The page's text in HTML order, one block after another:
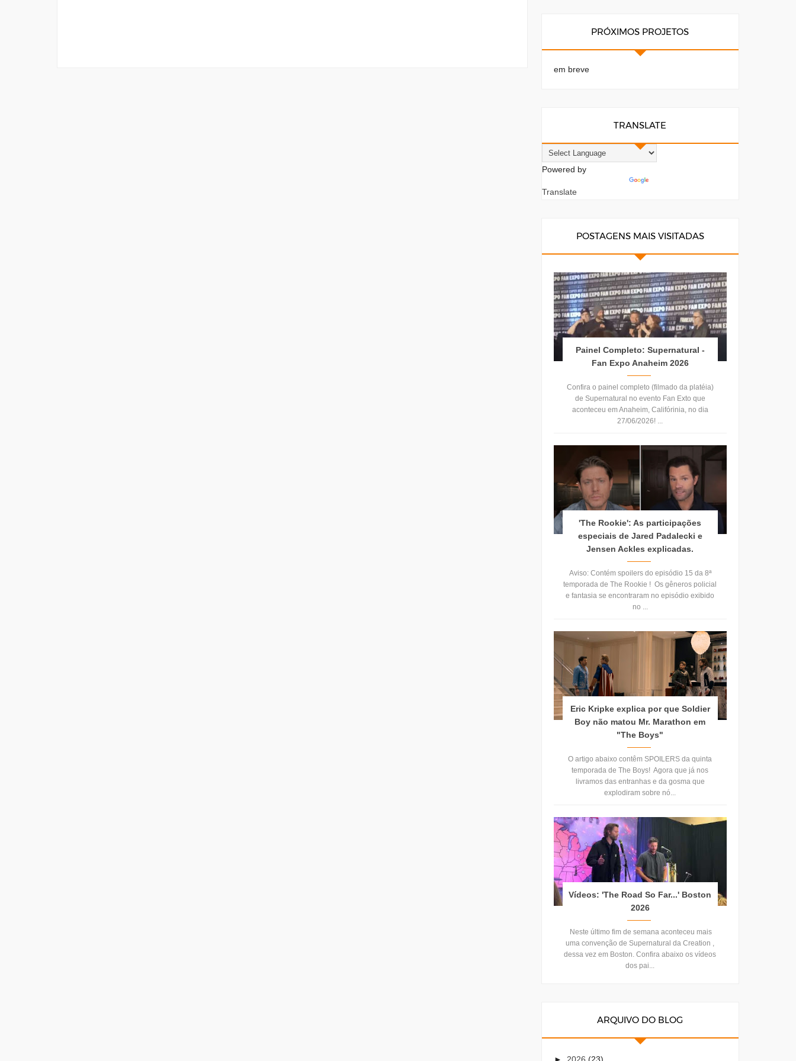
PRÓXIMOS PROJETOS
em breve
TRANSLATE
Powered by
Translate
POSTAGENS MAIS VISITADAS
Painel Completo: Supernatural -
Fan Expo Anaheim 2026
Confira o painel completo (filmado da platéia)
de Supernatural no evento Fan Exto que
aconteceu em Anaheim, Califórinia, no dia
27/06/2026! ...
'The Rookie': As participações
especiais de Jared Padalecki e
Jensen Ackles explicadas.
Aviso: Contém spoilers do episódio 15 da 8ª
temporada de The Rookie ! Os gêneros policial
e fantasia se encontraram no episódio exibido
no ...
Eric Kripke explica por que Soldier
Boy não matou Mr. Marathon em
"The Boys"
O artigo abaixo contêm SPOILERS da quinta
temporada de The Boys! Agora que já nos
livramos das entranhas e da gosma que
explodiram sobre nó...
Vídeos: 'The Road So Far...' Boston
2026
Neste último fim de semana aconteceu mais
uma convenção de Supernatural da Creation ,
dessa vez em Boston. Confira abaixo os vídeos
dos pai...
ARQUIVO DO BLOG
► 2026 (23)